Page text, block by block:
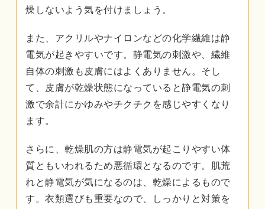
燥しないよう気を付けましょう。
また、アクリルやナイロンなどの化学繊維は静
電気が起きやすいです。静電気の刺激や、繊維
自体の刺激も皮膚にはよくありません。そし
て、皮膚が乾燥状態になっていると静電気の刺
激で余計にかゆみやチクチクを感じやすくなり
ます。
さらに、乾燥肌の方は静電気が起こりやすい体
質ともいわれるため悪循環となるのです。肌荒
れと静電気が気になるのは、乾燥によるもので
す。衣類選びも重要なので、しっかりと対策を